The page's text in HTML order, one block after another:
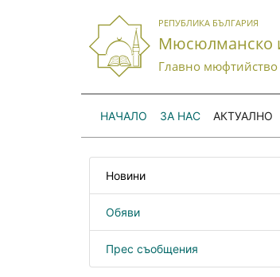
РЕПУБЛИКА БЪЛГАРИЯ
Мюсюлманско
Главно мюфтийство
НАЧАЛО ЗА НАС АКТУАЛНО
Новини
Обяви
Прес съобщения